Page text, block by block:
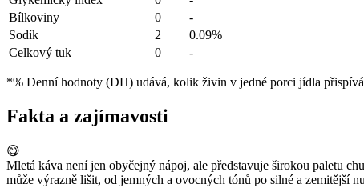
Bílkoviny
0
-
Sodík
2
0.09%
Celkový tuk
0 -
*% Denní hodnoty (DH) udává, kolik živin v jedné porci jídla
Fakta a zajímavosti
😋
Mletá káva není jen obyčejný nápoj, ale představuje širokou paletu
může výrazně lišit, od jemných a ovocných tónů po silné a zemitější